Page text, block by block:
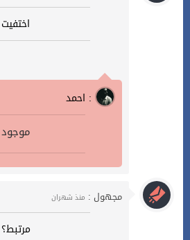
اختفيت
احمد :
موجود
مجهول : منذ شهران
مرتبط؟